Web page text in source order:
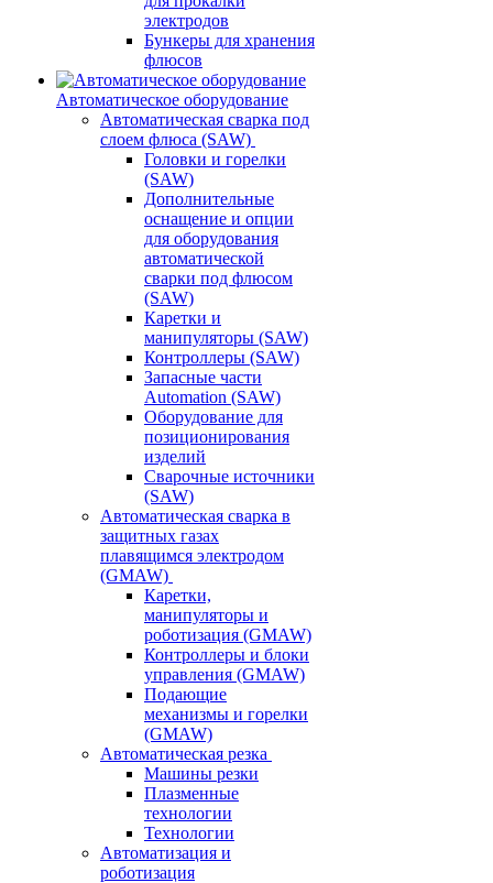
электродов
Бункеры для хранения
флюсов
Автоматическое оборудование
Автоматическая сварка под
слоем флюса (SAW)
Головки и горелки
(SAW)
Дополнительные
оснащение и опции
для оборудования
автоматической
сварки под флюсом
(SAW)
Каретки и
манипуляторы (SAW)
Контроллеры (SAW)
Запасные части
Automation (SAW)
Оборудование для
позиционирования
изделий
Сварочные источники
(SAW)
Автоматическая сварка в
защитных газах
плавящимся электродом
(GMAW)
Каретки,
манипуляторы и
роботизация (GMAW)
Контроллеры и блоки
управления (GMAW)
Подающие
механизмы и горелки
(GMAW)
Автоматическая резка
Машины резки
Плазменные
технологии
Технологии
Автоматизация и
роботизация